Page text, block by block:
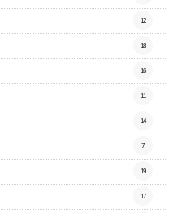
12
18
16
11
14
7
19
17